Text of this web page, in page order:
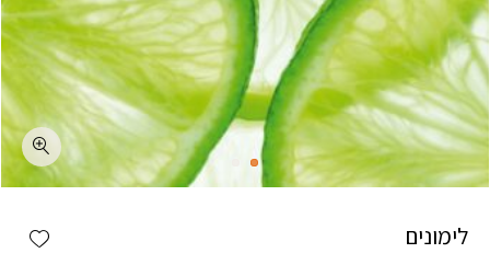
לימונים